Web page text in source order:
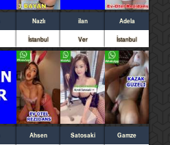
Nazlı
İstanbul
ilan
Ver
Adela
İstanbul
Ahsen Satosaki Gamze